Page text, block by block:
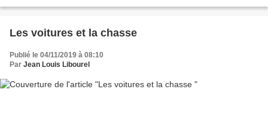
Les voitures et la chasse
Publié le 04/11/2019 à 08:10
Par Jean Louis Libourel